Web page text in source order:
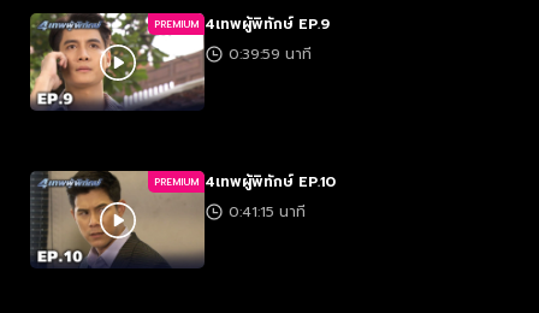
PREMIUM 4เทพผู้พิทักษ์ EP.9
0:39:59 นาที
PREMIUM 4เทพผู้พิทักษ์ EP.10
0:41:15 นาที